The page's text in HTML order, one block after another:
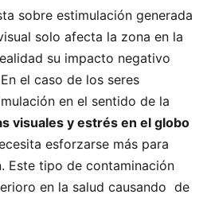
sobre estimulación generada
solo afecta la zona en la
su impacto negativo
el caso de los seres
en el sentido de la
visuales y estrés en el globo
esforzarse más para
Este tipo de contaminación
en la salud causando de